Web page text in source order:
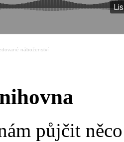
náboženství
půjčit